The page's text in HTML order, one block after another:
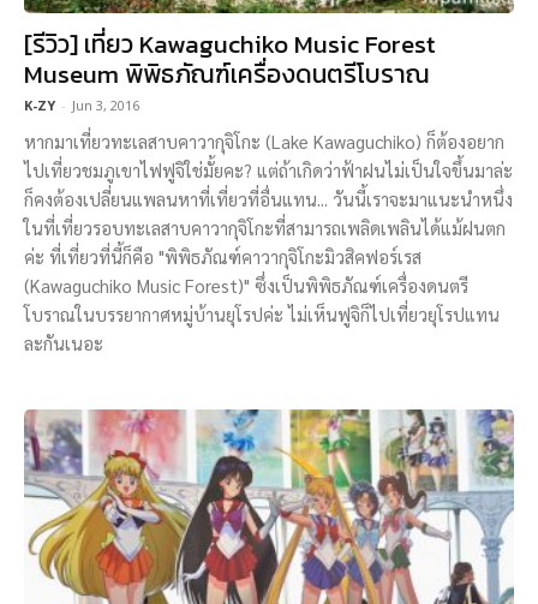
[รีวิว] เที่ยว Kawaguchiko Music Forest
Museum พิพิธภัณฑ์เครื่องดนตรีโบราณ
K-ZY - Jun 3, 2016
หากมาเที่ยวทะเลสาบคาวากุจิโกะ (Lake Kawaguchiko) ก็ต้องอยาก
ไปเที่ยวชมภูเขาไฟฟูจิใช่มั้ยคะ? แต่ถ้าเกิดว่าฟ้าฝนไม่เป็นใจขึ้นมาล่ะ
ก็คงต้องเปลี่ยนแพลนหาที่เที่ยวที่อื่นแทน... วันนี้เราจะมาแนะนำหนึ่ง
ในที่เที่ยวรอบทะเลสาบคาวากุจิโกะที่สามารถเพลิดเพลินได้แม้ฝนตก
ค่ะ ที่เที่ยวที่นี้ก็คือ "พิพิธภัณฑ์คาวากุจิโกะมิวสิคฟอร์เรส
(Kawaguchiko Music Forest)" ซึ่งเป็นพิพิธภัณฑ์เครื่องดนตรี
โบราณในบรรยากาศหมู่บ้านยุโรปค่ะ ไม่เห็นฟูจิก็ไปเที่ยวยุโรปแทน
ละกันเนอะ